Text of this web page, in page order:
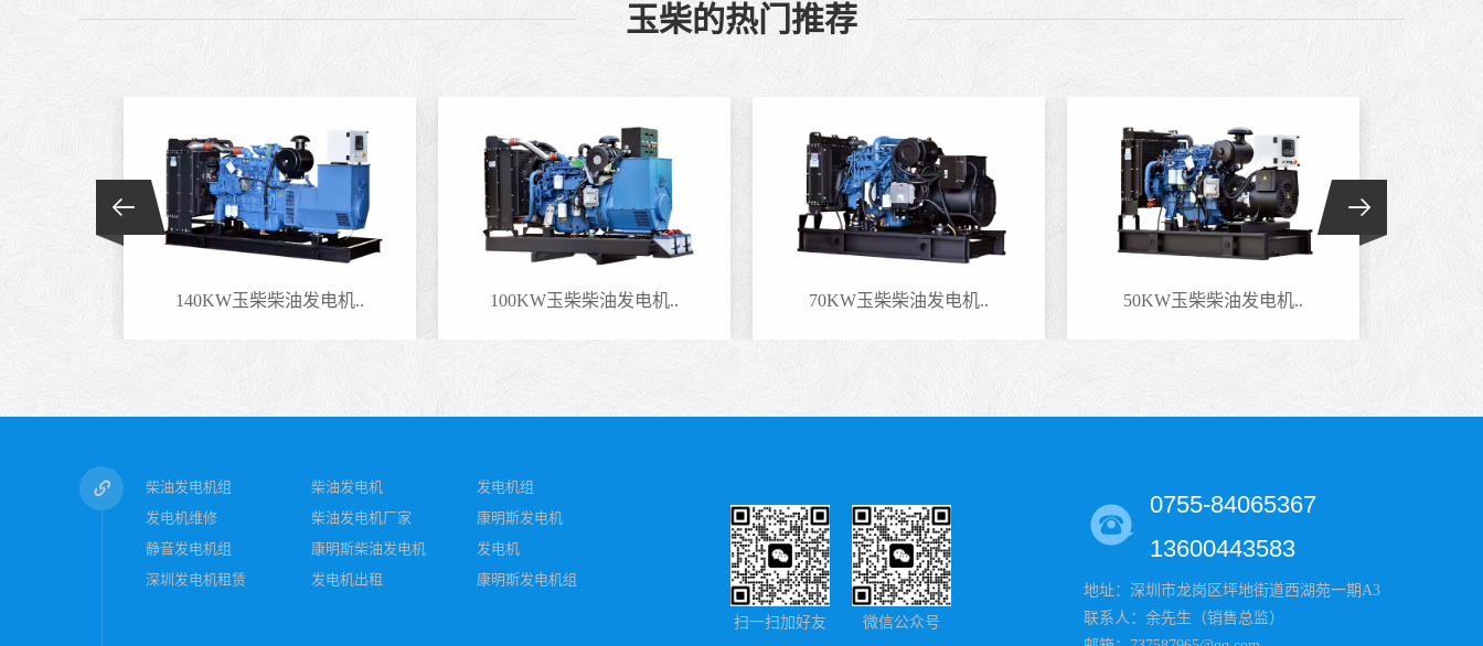
玉柴的热门推荐
140KW玉柴柴油发电机.. 100KW玉柴柴油发电机.. 70KW玉柴柴油发电机.. 50KW玉柴柴油发电机..
柴油发电机组 柴油发电机
发电机组
发电机维修
柴油发电机厂家
康明斯发电机
静音发电机组
康明斯柴油发电机
发电机
深圳发电机租赁
发电机出租 康明斯发电机组
扫一扫加好友 微信公众号
0755-84065367
13600443583
地址：深圳市龙岗区坪地街道西湖苑一期A3
联系人：余先生（销售总监）